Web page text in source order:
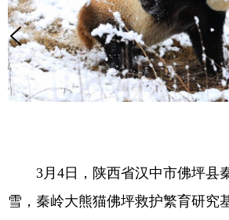
3月4日，陕西省汉中市佛坪县
雪，秦岭大熊猫佛坪救护繁育研究